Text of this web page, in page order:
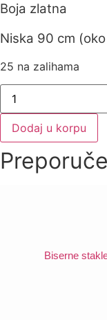
Boja zlatna
Niska 90 cm
25 na zalihama
Biserne
staklene
perle
mm
zlatna
niska
90
Dodaj u korpu
Biserne